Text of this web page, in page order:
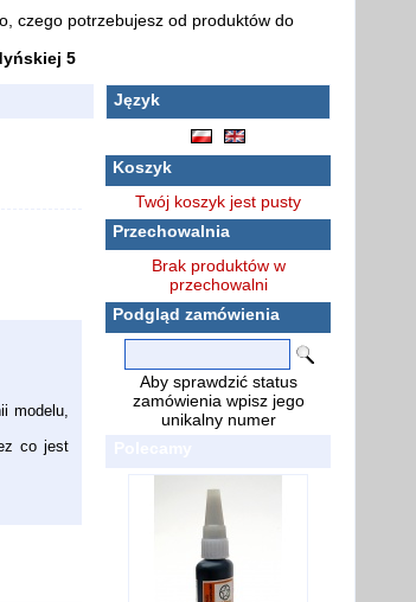
czego potrzebujesz od produktów do
5
modelu,
co jest
Język
Koszyk
Twój koszyk jest pusty
Przechowalnia
Brak produktów w
przechowalni
Podgląd zamówienia
Aby sprawdzić status
zamówienia wpisz jego
unikalny numer